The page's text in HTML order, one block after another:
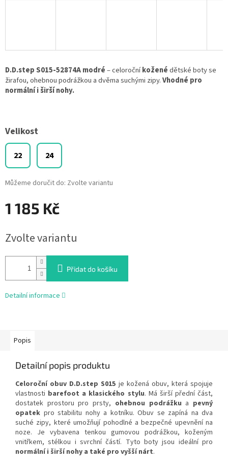
1 185 Kč
cena:
Zvolte variantu
Velikost
22 24
Můžeme doručit do: Zvolte variantu
Přidat do košíku
D.D.step S015-52874A modré– celoročníkoženédětské boty se
žirafou, ohebnou podrážkou a dvěma suchými zipy.Vhodné pro
normální i širší nohy.
Detailní informace
Popis
Detailní popis produktu
Celoroční obuv D.D.step S015 je kožená obuv, která spojuje
vlastnosti barefoot a klasického stylu. Má širší přední část,
dostatek prostoru pro prsty, ohebnou podrážku a pevný
opatek pro stabilitu nohy a kotníku. Obuv se zapíná na dva
suché zipy, které umožňují pohodlné a bezpečné upevnění na
noze. Je vybavena tenkou gumovou podrážkou, koženým
vnitřkem, stélkou i svrchní částí. Tyto boty jsou ideální pro
normální i širší nohy a také pro vyšší nárt.